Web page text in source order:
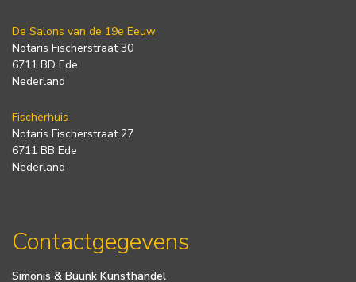
De Salons van de 19e Eeuw
Notaris Fischerstraat 30
6711 BD Ede
Nederland
Fischerhuis
Notaris Fischerstraat 27
6711 BB Ede
Nederland
Contactgegevens
Simonis & Buunk Kunsthandel